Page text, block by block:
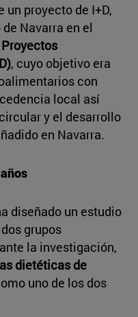
un proyecto de I+D,
Navarra en el
Proyectos
, cuyo objetivo era
con
local así
y el desarrollo
en Navarra.
diseñado un estudio
grupos
la investigación,
dietéticas de
uno de los dos